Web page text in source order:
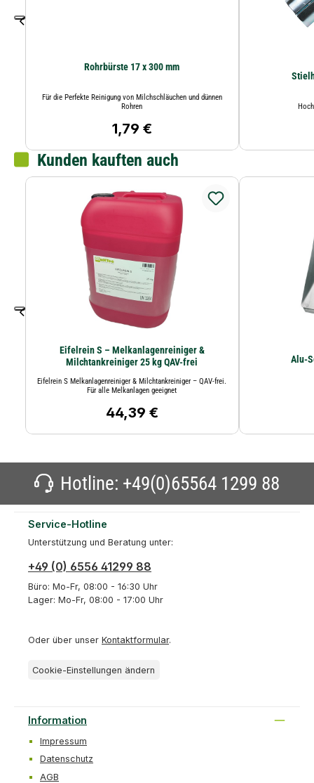
Rohrbürste 17 x 300 mm
Für die Perfekte Reinigung von Milchschläuchen und dünnen
Rohren
Regulärer Preis:
1,79 €
Kunden kauften auch
Eifelrein S – Melkanlagenreiniger &
Milchtankreiniger 25 kg QAV-frei
Eifelrein S Melkanlagenreiniger & Milchtankreiniger – QAV-frei.
Für alle Melkanlagen geeignet
Regulärer Preis:
44,39 €
Hotline: +49(0)65564 1299 88
Service-Hotline
Unterstützung und Beratung unter:
+49 (0) 6556 41299 88
Büro: Mo-Fr, 08:00 - 16:30 Uhr
Lager: Mo-Fr, 08:00 - 17:00 Uhr
Oder über unser Kontaktformular.
Cookie-Einstellungen ändern
Information
Impressum
Datenschutz
AGB